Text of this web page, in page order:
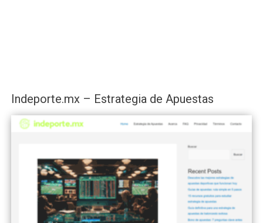
Indeporte.mx – Estrategia de Apuestas